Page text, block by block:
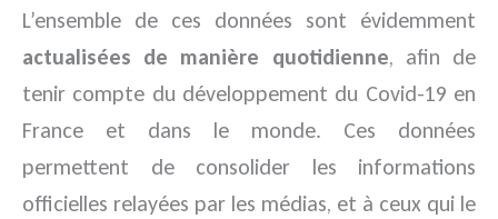
L’ensemble de ces données sont évidemment
actualisées de manière quotidienne, afin de
tenir compte du développement du Covid-19 en
France et dans le monde. Ces données
permettent de consolider les informations
officielles relayées par les médias, et à ceux qui le